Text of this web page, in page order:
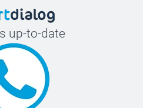
up-to-date